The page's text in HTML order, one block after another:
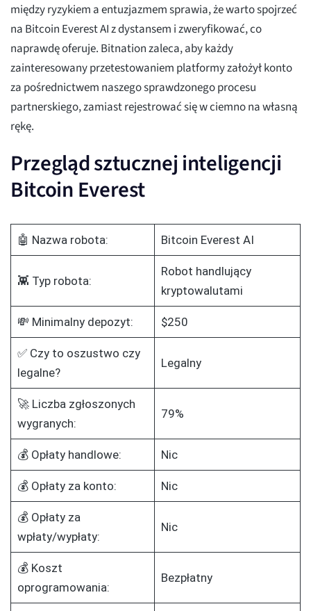
między ryzykiem a entuzjazmem sprawia, że warto spojrzeć
na Bitcoin Everest AI z dystansem i zweryfikować, co
naprawdę oferuje. Bitnation zaleca, aby każdy
zainteresowany przetestowaniem platformy założył konto
za pośrednictwem naszego sprawdzonego procesu
partnerskiego, zamiast rejestrować się w ciemno na własną
rękę.
Przegląd sztucznej inteligencji
Bitcoin Everest
🤖 Nazwa robota: Bitcoin Everest AI
👾 Typ robota:
Robot handlujący
kryptowalutami
💸 Minimalny depozyt: $250
✅ Czy to oszustwo czy
legalne?
Legalny
🚀 Liczba zgłoszonych
wygranych:
79%
💰 Opłaty handlowe: Nic
💰 Opłaty za konto: Nic
💰 Opłaty za
wpłaty/wypłaty:
Nic
💰 Koszt
oprogramowania:
Bezpłatny